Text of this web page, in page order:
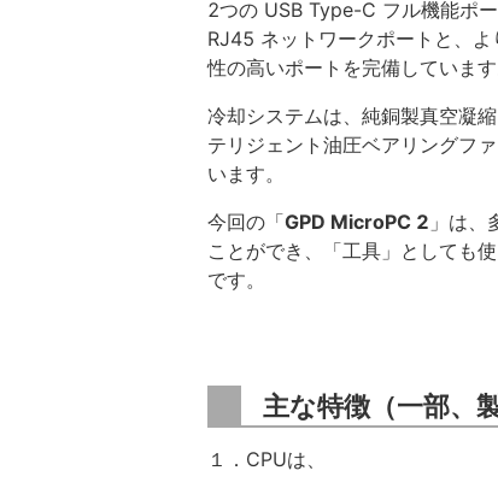
2つの USB Type-C フル機能ポ
RJ45 ネットワークポートと、
性の高いポートを完備しています
冷却システムは、純銅製真空凝
テリジェント油圧ベアリングフ
います。
今回の「GPD MicroPC 2 」は
ことができ、「工具」としても
です。
主な特徴（一部、
１．CPUは、